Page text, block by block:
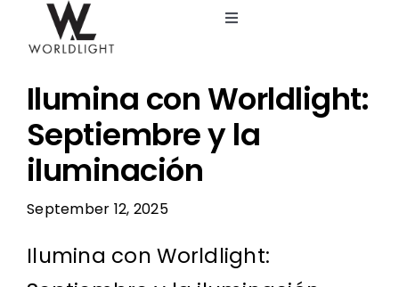
Toggle
Services
Catalog
Ilumina con Worldlight:
Septiembre y la
iluminación
September 12, 2025
Ilumina con Worldlight: